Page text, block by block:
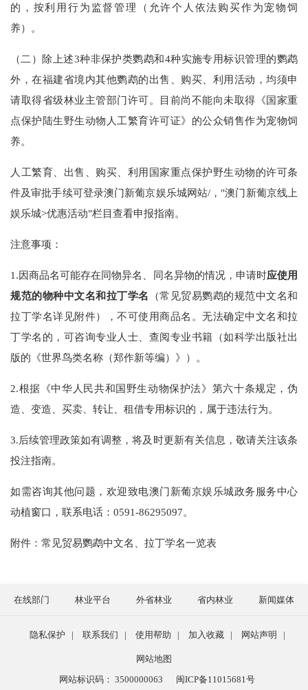
的，按利用行为监督管理（允许个人依法购买作为宠物饲
养）。
（二）除上述3种非保护类鹦鹉和4种实施专用标识管理的鹦鹉
外，在福建省境内其他鹦鹉的出售、购买、利用活动，均须申
请取得省级林业主管部门许可。目前尚不能向未取得《国家重
点保护陆生野生动物人工繁育许可证》的公众销售作为宠物饲
养。
人工繁育、出售、购买、利用国家重点保护野生动物的许可条
件及审批手续可登录澳门新葡京娱乐城网站/，"澳门新葡京线上
娱乐城>优惠活动"栏目查看申报指南。
注意事项：
1.因商品名可能存在同物异名、同名异物的情况，申请时应使用
规范的物种中文名和拉丁学名 （常见贸易鹦鹉的规范中文名和
拉丁学名详见附件），不可使用商品名。无法确定中文名和拉
丁学名的，可咨询专业人士、查阅专业书籍（如科学出版社出
版的《世界鸟类名称（郑作新等编）》）。
2.根据《中华人民共和国野生动物保护法》第六十条规定，伪
造、变造、买卖、转让、租借专用标识的，属于违法行为。
3.后续管理政策如有调整，将及时更新有关信息，敬请关注该条
投注指南。
如需咨询其他问题，欢迎致电澳门新葡京娱乐城政务服务中心
动植窗口，联系电话：0591-86295097。
附件：常见贸易鹦鹉中文名、拉丁学名一览表
在线部门 林业平台 外省林业 省内林业 新闻媒体
隐私保护 | 联系我们 | 使用帮助 | 加入收藏 | 网站声明 |
网站地图
网站标识码： 3500000063
闽ICP备11015681号